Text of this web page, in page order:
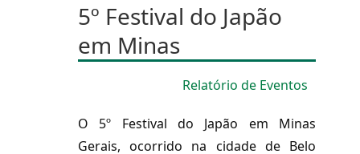
5º Festival do Japão
em Minas
Relatório de Eventos
O 5º Festival do Japão em Minas
Gerais, ocorrido na cidade de Belo